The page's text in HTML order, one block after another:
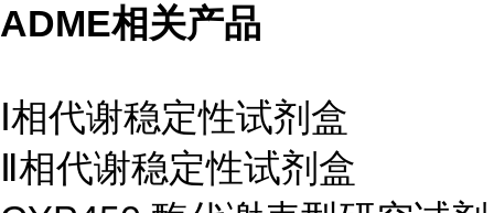
ADME相关产品
Ⅰ相代谢稳定性试剂盒
Ⅱ相代谢稳定性试剂盒